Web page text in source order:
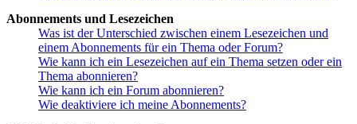
Abonnements und Lesezeichen
Was ist der Unterschied zwischen einem Lesezeichen und
einem Abonnements für ein Thema oder Forum?
Wie kann ich ein Lesezeichen auf ein Thema setzen oder ein
Thema abonnieren?
Wie kann ich ein Forum abonnieren?
Wie deaktiviere ich meine Abonnements?